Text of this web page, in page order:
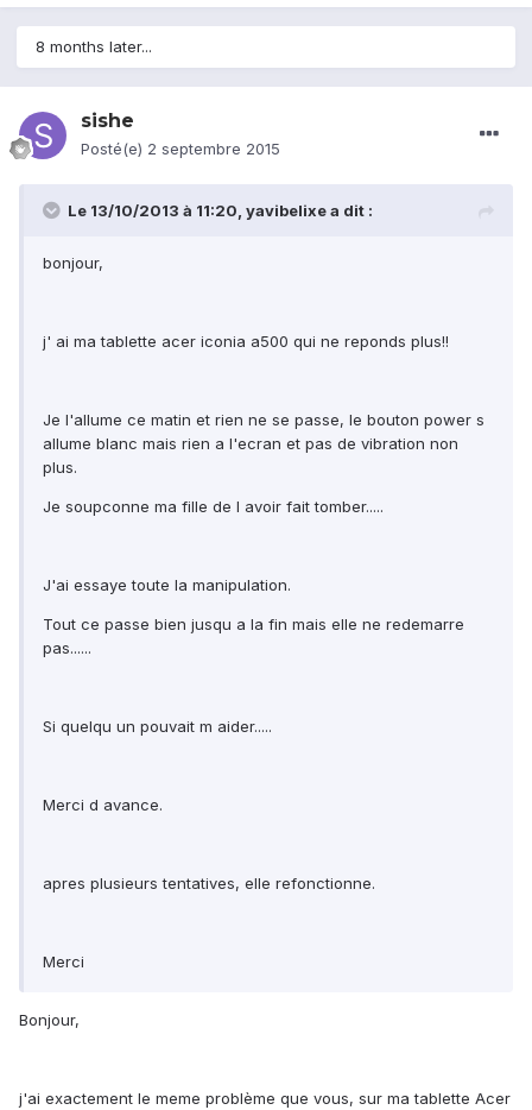
8 months later...
sishe
Posté(e) 2 septembre 2015
Le 13/10/2013 à 11:20, yavibelixe a dit :
bonjour,
j' ai ma tablette acer iconia a500 qui ne reponds plus!!
Je l'allume ce matin et rien ne se passe, le bouton power s
allume blanc mais rien a l'ecran et pas de vibration non
plus.
Je soupconne ma fille de l avoir fait tomber.....
J'ai essaye toute la manipulation.
Tout ce passe bien jusqu a la fin mais elle ne redemarre
pas......
Si quelqu un pouvait m aider.....
Merci d avance.
apres plusieurs tentatives, elle refonctionne.
Merci
Bonjour,
j'ai exactement le meme problème que vous, sur ma tablette Acer